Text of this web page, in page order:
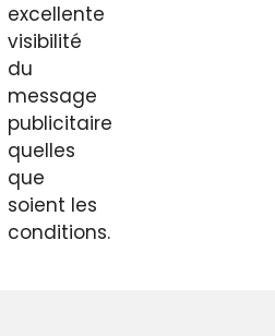
excellente
visibilité
du
message
publicitaire
quelles
que
soient les
conditions.